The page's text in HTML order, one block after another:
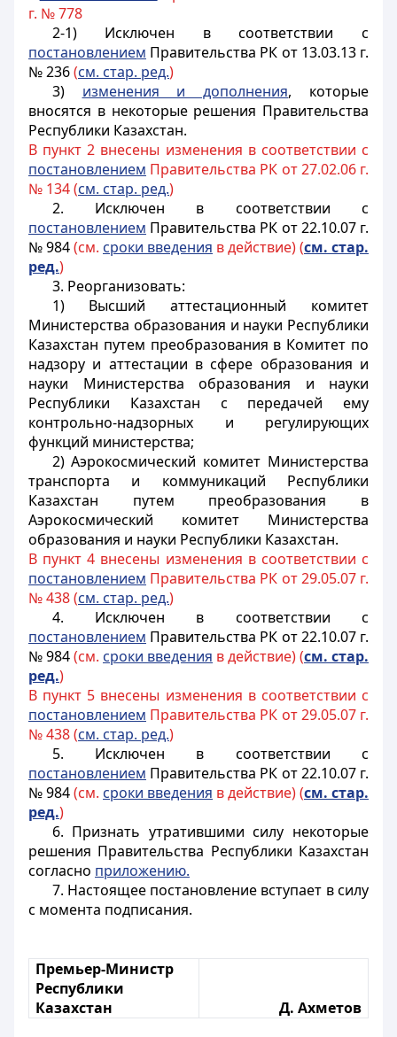
г. № 778
2-1) Исключен в соответствии с
постановлением Правительства РК от 13.03.13 г.
№ 236(см. стар. ред.)
3) изменения и дополнения, которые
вносятся в некоторые решения Правительства
Республики Казахстан.
В пункт 2 внесены изменения в соответствии с
постановлением Правительства РК от 27.02.06 г.
№ 134 (см. стар. ред.)
2. Исключен в соответствии с
постановлением Правительства РК от 22.10.07 г.
№ 984(см. сроки введения в действие) (см. стар.
ред.)
3. Реорганизовать:
1) Высший аттестационный комитет
Министерства образования и науки Республики
Казахстан путем преобразования в Комитет по
надзору и аттестации в сфере образования и
науки Министерства образования и науки
Республики Казахстан с передачей ему
контрольно-надзорных и регулирующих
функций министерства;
2) Аэрокосмический комитет Министерства
транспорта и коммуникаций Республики
Казахстан путем преобразования в
Аэрокосмический комитет Министерства
образования и науки Республики Казахстан.
В пункт 4 внесены изменения в соответствии с
постановлением Правительства РК от 29.05.07 г.
№ 438 (см. стар. ред.)
4. Исключен в соответствии с
постановлением Правительства РК от 22.10.07 г.
№ 984(см. сроки введения в действие) (см. стар.
ред.)
В пункт 5 внесены изменения в соответствии с
постановлением Правительства РК от 29.05.07 г.
№ 438 (см. стар. ред.)
5. Исключен в соответствии с
постановлением Правительства РК от 22.10.07 г.
№ 984(см. сроки введения в действие) (см. стар.
ред.)
6. Признать утратившими силу некоторые
решения Правительства Республики Казахстан
согласно приложению.
7. Настоящее постановление вступает в силу
с момента подписания.
Премьер-Министр
Республики
Казахстан
Д. Ахметов